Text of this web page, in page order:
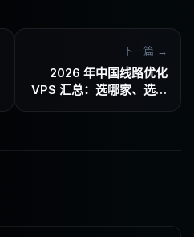
下一篇 →
2026 年中国线路优化
VPS 汇总：选哪家、选哪